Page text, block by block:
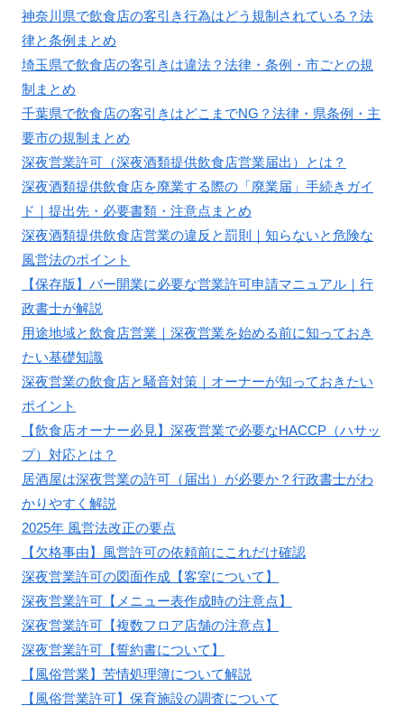
神奈川県で飲食店の客引き行為はどう規制されている？法
律と条例まとめ
埼玉県で飲食店の客引きは違法？法律・条例・市ごとの規
制まとめ
千葉県で飲食店の客引きはどこまでNG？法律・県条例・主
要市の規制まとめ
深夜営業許可（深夜酒類提供飲食店営業届出）とは？
深夜酒類提供飲食店を廃業する際の「廃業届」手続きガイ
ド｜提出先・必要書類・注意点まとめ
深夜酒類提供飲食店営業の違反と罰則｜知らないと危険な
風営法のポイント
【保存版】バー開業に必要な営業許可申請マニュアル｜行
政書士が解説
用途地域と飲食店営業｜深夜営業を始める前に知っておき
たい基礎知識
深夜営業の飲食店と騒音対策｜オーナーが知っておきたい
ポイント
【飲食店オーナー必見】深夜営業で必要なHACCP（ハサッ
プ）対応とは？
居酒屋は深夜営業の許可（届出）が必要か？行政書士がわ
かりやすく解説
2025年 風営法改正の要点
【欠格事由】風営許可の依頼前にこれだけ確認
深夜営業許可の図面作成【客室について】
深夜営業許可【メニュー表作成時の注意点】
深夜営業許可【複数フロア店舗の注意点】
深夜営業許可【誓約書について】
【風俗営業】苦情処理簿について解説
【風俗営業許可】保育施設の調査について